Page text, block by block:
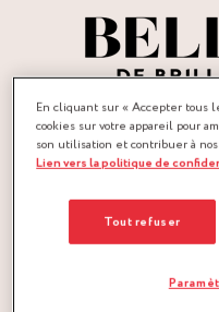
QUANTITÉ :
Recette pour 4 personnes
TÉLÉCHARGER LA
En cliquant sur « Accepter tous
cookies sur votre appareil pour
son utilisation et contribuer à
Lien vers la politique de
Tout refuser